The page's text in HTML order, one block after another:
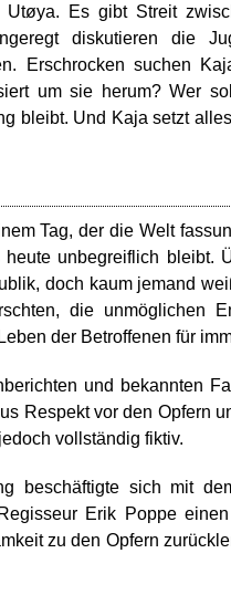
Utøya. Es gibt Streit
diskutieren die
Erschrocken suchen
um sie herum? Wer
bleibt. Und Kaja setzt
Tag, der die Welt
unbegreiflich bleibt.
doch kaum jemand
die unmöglichen
der Betroffenen für
und bekannten
Respekt vor den Opfern
vollständig fiktiv.
beschäftigte sich mit
Erik Poppe
zu den Opfern